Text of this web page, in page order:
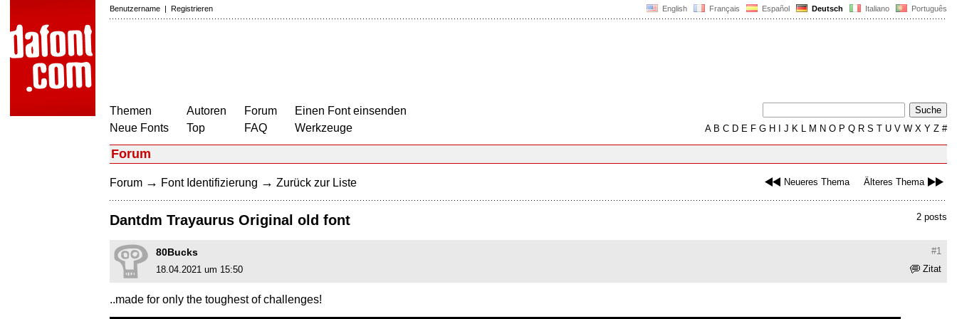
English Français Español Deutsch Italiano Português
Benutzername | Registrieren
Themen
Neue Fonts
Autoren
Top
Forum
FAQ
Einen Font einsenden
Werkzeuge
AB C D E F G H J K L M N O P Q R S T U V W X Y Z #
Forum
Neueres Thema Älteres Thema
Forum → Font Identifizierung → Zurück zur Liste
2 posts
Dantdm Trayaurus Original old font
#1
80Bucks
Zitat
18.04.2021 um 15:50
..made for only the toughest of challenges!